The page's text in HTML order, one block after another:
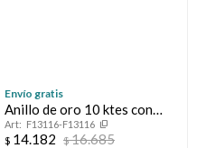
Envío gratis
Anillo de oro 10 ktes con
circonias, MEDIO SIN FIN.
F13116-F13116
$ 14.182 $16.685